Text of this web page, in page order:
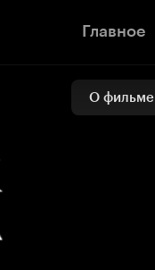
Главное
О фильме